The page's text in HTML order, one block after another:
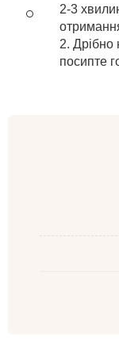
2-3
2. Дрібно
посипте